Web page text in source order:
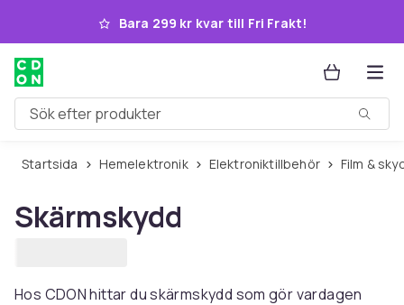
Hoppa till huvudinnehållet
Bara 299 kr kvar till Fri Frakt!
Sök efter produkter
Startsida Hemelektronik Elektroniktillbehör Film &
Skärmskydd
Hos CDON hittar du skärmskydd som gör vardagen